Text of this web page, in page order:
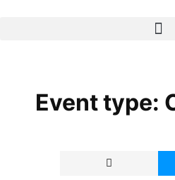
Event type: